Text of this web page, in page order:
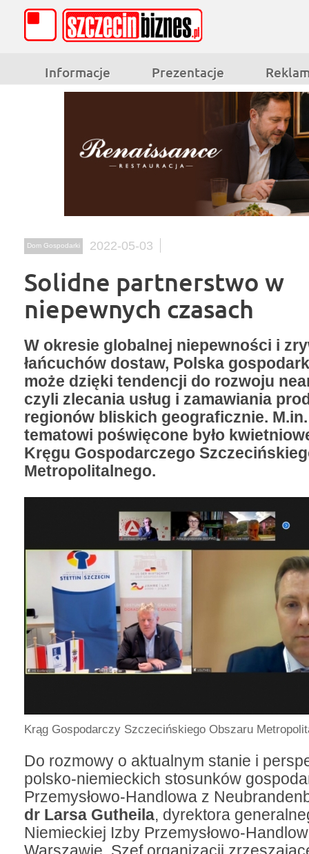
Informacje Prezentacje
Dom Gospodarki 2022-05-03
Solidne partnerstwo w
niepewnych czasach
W okresie globalnej niepewności i
łańcuchów dostaw, Polska
może dzięki tendencji do rozwoju
czyli zlecania usług i zamawiania
regionów bliskich geograficznie.
tematowi poświęcone było
Kręgu Gospodarczego
Metropolitalnego.
Krąg Gospodarczy Szczecińskiego Obszaru
Do rozmowy o aktualnym stanie i
polsko-niemieckich stosunków
Przemysłowo-Handlowa z
dr Larsa Gutheila, dyrektora
Niemieckiej Izby Przemysłowo-